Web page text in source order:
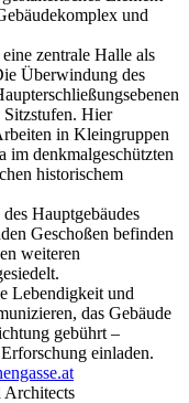
und
zentrale Halle als
Überwindung des
Sitzstufen. Hier
in Kleingruppen
im denkmalgeschützten
historischem
Hauptgebäudes
Geschoßen befinden
weiteren
Lebendigkeit und
das Gebäude
gebührt –
einladen.
Architects